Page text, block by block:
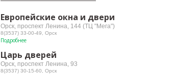
Европейские окна и двери
Орск, проспект Ленина, 144 (ТЦ "Мега")
8(3537) 33-00-49, Орск
Подробнее
Царь дверей
Орск, проспект Ленина, 93
8(3537) 30-15-60, Орск